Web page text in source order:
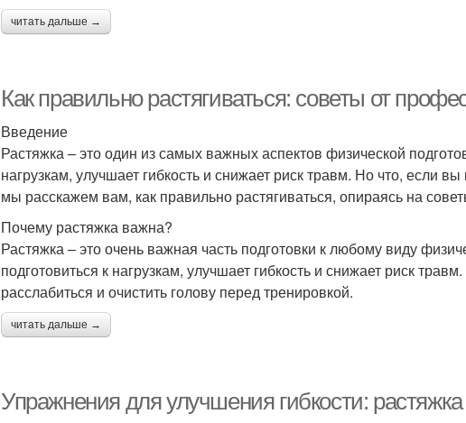
читать дальше →
Как правильно растягиваться: советы от
Введение
Растяжка – это один из самых важных аспектов физической
нагрузкам, улучшает гибкость и снижает риск травм. Но что, если
мы расскажем вам, как правильно растягиваться, опираясь на
Почему растяжка важна?
Растяжка – это очень важная часть подготовки к любому виду
подготовиться к нагрузкам, улучшает гибкость и снижает риск
расслабиться и очистить голову перед тренировкой.
читать дальше →
Упражнения для улучшения гибкости: